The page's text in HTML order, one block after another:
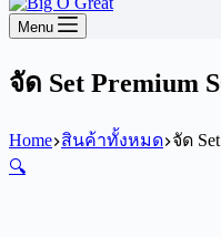
Menu
จัด Set Premium
Home สินค้าทั้งหมด จัด
🔍